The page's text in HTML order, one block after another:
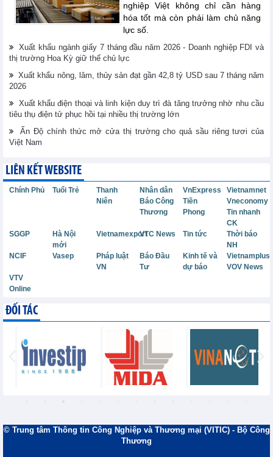
nghiệp Việt không chỉ cần hàng
hóa tốt mà còn phải làm chủ năng
lực số.
Xuất khẩu ngành giấy 7 tháng đầu năm 2026 - Doanh nghiệp FDI và
thị trường Hoa Kỳ giữ thế chủ lực
Xuất khẩu nông, lâm, thủy sản đạt gần 42,8 tỷ USD sau 7 tháng năm
2026
Xuất khẩu điện thoại và linh kiện duy trì đà tăng trưởng nhờ nhu cầu
tiêu thụ điện tử phục hồi tại nhiều thị trường lớn
Ấn Độ chính thức mở cửa thị trường cho quả sầu riêng tươi của
Việt Nam
LIÊN KẾT WEBSITE
Chính Phủ Tuổi Trẻ
Thanh
Niên
Nhân dân VnExpress
Vietnamnet
Báo Công
Thương
Tiền
Phong
Vneconomy
Tin nhanh
CK
SGGP
Hà Nội
mới
VietnamexportVTC News Tin tức
Thời báo
NH
NCIF
Vasep
Pháp luật
VN
Báo Đầu
Tư
Kinh tế và
dự báo
Vietnamplus
VOV News
VTV
Online
ĐỐI TÁC
© Trung tâm Thông tin Công Nghiệp và Thương mại (VITIC) - Bộ Công
Thương